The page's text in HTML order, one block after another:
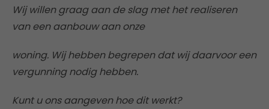
Wij willen graag aan de slag met het realiseren
van een aanbouw aan onze
woning. Wij hebben begrepen dat wij daarvoor een
vergunning nodig hebben.
Kunt u ons aangeven hoe dit werkt?